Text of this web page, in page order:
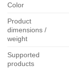
Color
Product
dimensions /
weight
Supported
products